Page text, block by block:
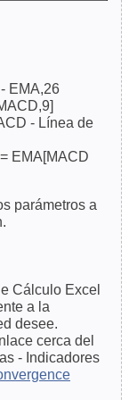
EMA,26
- Línea de
EMA[MACD
parámetros a
Cálculo Excel
a la
desee.
cerca del
- Indicadores